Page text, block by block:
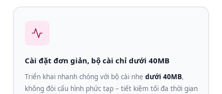
Cài đặt đơn giản, bộ cài chỉ dưới 40MB
Triển khai nhanh chóng với bộ cài nhẹ dưới 40MB,
không đòi cấu hình phức tạp – tiết kiệm tối đa thời gian